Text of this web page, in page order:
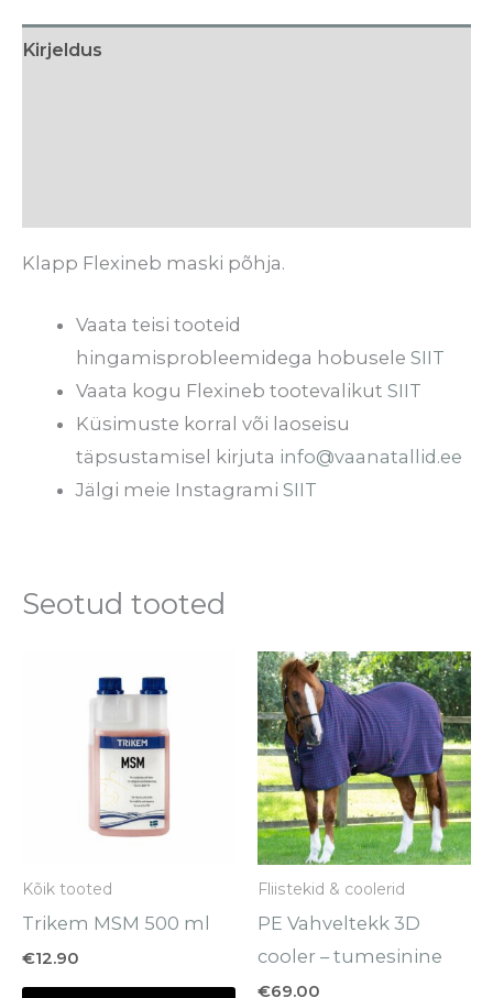
Kirjeldus
Klapp Flexineb maski põhja.
Vaata teisi tooteid
hingamisprobleemidega hobuseleSIIT
Vaata kogu Flexineb tootevalikutSIIT
Küsimuste korral või laoseisu
täpsustamisel kirjuta info@vaanatallid.ee
Jälgi meie InstagramiSIIT
Seotud tooted
Kõik tooted
Trikem MSM 500 ml
€12.90
Fliistekid & coolerid
PE Vahveltekk 3D
cooler – tumesinine
€69.00